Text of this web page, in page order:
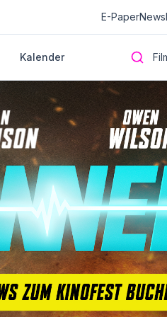
E-Paper
Kalender